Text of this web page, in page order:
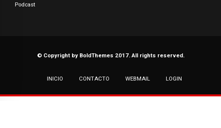
Podcast
© Copyright by BoldThemes 2017. All rights reserved.
INICIO CONTACTO WEBMAIL LOGIN